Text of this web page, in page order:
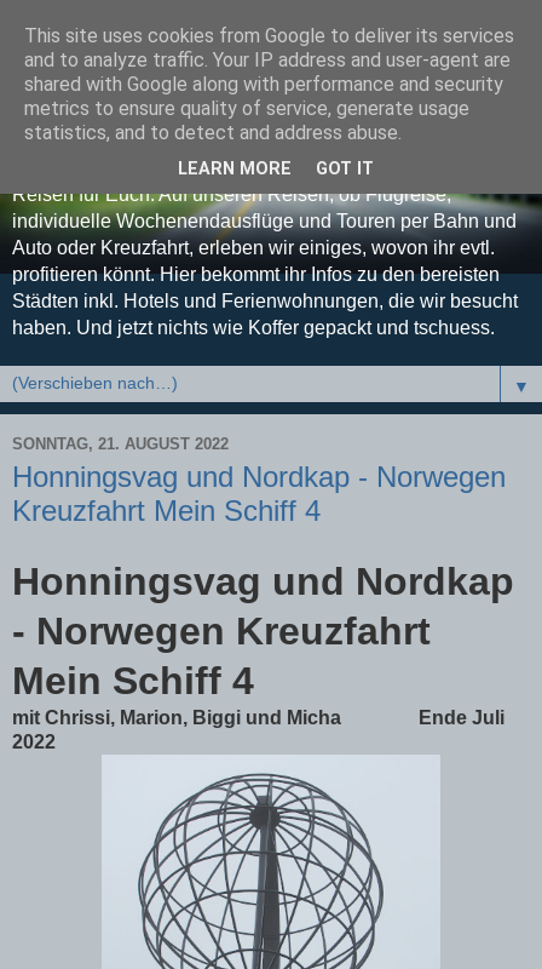
Koffer gepackt und
tschuess
Euer Reise-Blog - Unsere Erfahrungen, Tipps und Tricks auf
Reisen für Euch. Auf unseren Reisen, ob Flugreise,
individuelle Wochenendausflüge und Touren per Bahn und
Auto oder Kreuzfahrt, erleben wir einiges, wovon ihr evtl.
profitieren könnt. Hier bekommt ihr Infos zu den bereisten
Städten inkl. Hotels und Ferienwohnungen, die wir besucht
haben. Und jetzt nichts wie Koffer gepackt und tschuess.
▼
SONNTAG, 21. AUGUST 2022
Honningsvag und Nordkap - Norwegen
Kreuzfahrt Mein Schiff 4
Honningsvag und Nordkap
- Norwegen Kreuzfahrt
Mein Schiff 4
mit Chrissi, Marion, Biggi und Micha Ende Juli
2022
This site uses cookies from Google to deliver its services
and to analyze traffic. Your IP address and user-agent are
shared with Google along with performance and security
metrics to ensure quality of service, generate usage
statistics, and to detect and address abuse.
LEARN MORE GOT IT